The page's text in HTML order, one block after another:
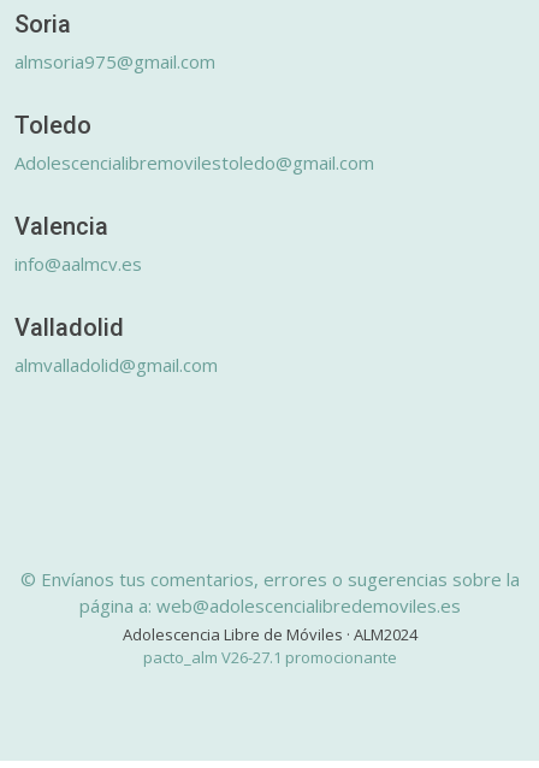
Soria
almsoria975@gmail.com
Toledo
Adolescencialibremovilestoledo@gmail.com
Valencia
info@aalmcv.es
Valladolid
almvalladolid@gmail.com
© Envíanos tus comentarios, errores o sugerencias sobre la
página a: web@adolescencialibredemoviles.es
Adolescencia Libre de Móviles · ALM2024
pacto_alm V26-27.1 promocionante